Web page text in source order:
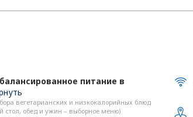
питание в
вегетарианских и низкокалорийных блюд
стол, обед и ужин – выборное меню)